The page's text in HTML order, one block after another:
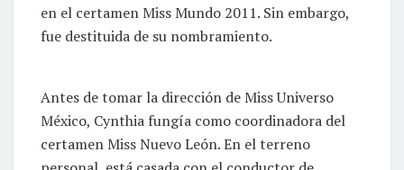
en el certamen Miss Mundo 2011. Sin embargo,
fue destituida de su nombramiento.
Antes de tomar la dirección de Miss Universo
México, Cynthia fungía como coordinadora del
certamen Miss Nuevo León. En el terreno